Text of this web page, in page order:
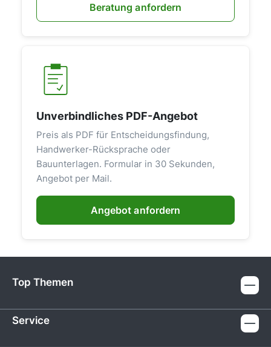
Beratung anfordern
Unverbindliches PDF-Angebot
Preis als PDF für Entscheidungsfindung,
Handwerker-Rücksprache oder
Bauunterlagen. Formular in 30 Sekunden,
Angebot per Mail.
Angebot anfordern
Top Themen
Service